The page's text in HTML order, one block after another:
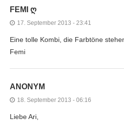
FEMI Ღ
17. September 2013 - 23:41
Eine tolle Kombi, die Farbtöne
Femi
ANONYM
18. September 2013 - 06:16
Liebe Ari,